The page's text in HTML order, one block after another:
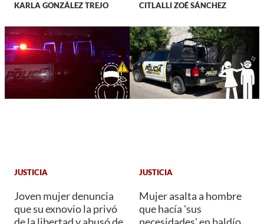
KARLA GONZÁLEZ TREJO CITLALLI ZOÉ SÁNCHEZ
JUSTICIA
Joven mujer denuncia
que su exnovio la privó
JUSTICIA
Mujer asalta a hombre
que hacía 'sus